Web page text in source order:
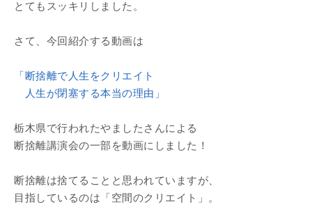
とてもスッキリしました。
さて、今回紹介する動画は
「断捨離で人生をクリエイト
人生が閉塞する本当の理由」
栃木県で行われたやましたさんによる
断捨離講演会の一部を動画にしました！
断捨離は捨てることと思われていますが、
目指しているのは「空間のクリエイト」。